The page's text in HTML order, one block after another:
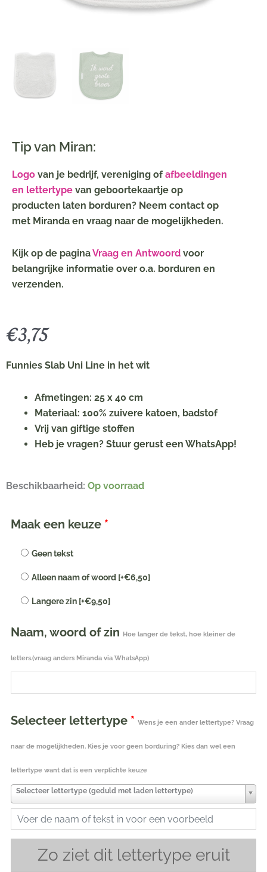
Tip van Miran:
Logo van je bedrijf, vereniging ofafbeeldingen
en lettertype van geboortekaartje op
producten laten borduren? Neem contact op
met Miranda en vraag naar de mogelijkheden.
Kijk op de paginaVraag en Antwoord voor
belangrijke informatie over o.a. borduren en
verzenden.
€3,75
Funnies Slab Uni Line in het wit
Afmetingen: 25 x 40 cm
Materiaal: 100% zuivere katoen, badstof
Vrij van giftige stoffen
Heb je vragen? Stuur gerust een WhatsApp!
Beschikbaarheid: Op voorraad
Maak een keuze *
Geen tekst
Alleen naam of woord [+€6,50]
Langere zin [+€9,50]
Naam, woord of zin Hoe langer de tekst, hoe kleiner de
letters.(vraag anders Miranda via WhatsApp)
Selecteer lettertype * Wens je een ander lettertype? Vraag
naar de mogelijkheden. Kies je voor geen borduring? Kies dan wel een
lettertype want dat is een verplichte keuze
Selecteer lettertype (geduld met laden lettertype)
Zo ziet dit lettertype eruit
Unieke
eigen
tekst
40
cm
aantal